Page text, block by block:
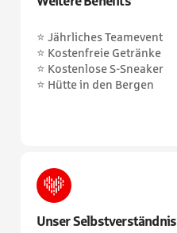
⭐ Jährliches Teamevent
⭐ Kostenfreie Getränke
⭐ Kostenlose S-Sneaker
⭐ Hütte in den Bergen
Unser Selbstverständnis